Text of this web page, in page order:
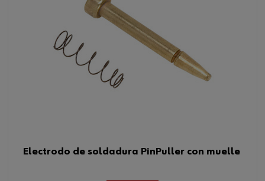
Electrodo de soldadura PinPuller con muelle